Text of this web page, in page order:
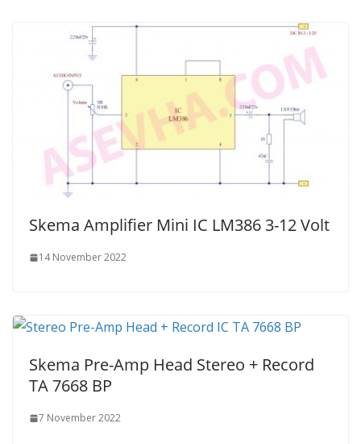
Skema Amplifier Mini IC LM386 3-12 Volt
14 November 2022
Skema Pre-Amp Head Stereo + Record
TA 7668 BP
7 November 2022